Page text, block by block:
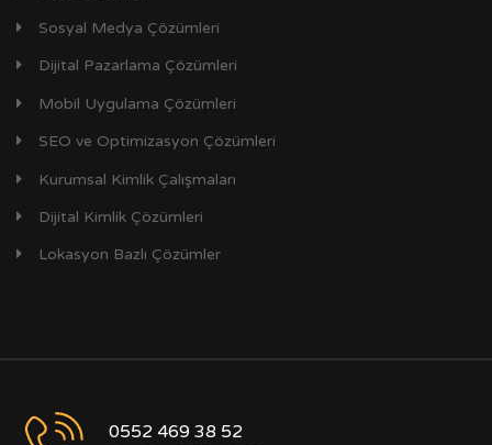
Sosyal Medya Çözümleri
Dijital Pazarlama Çözümleri
Mobil Uygulama Çözümleri
SEO ve Optimizasyon Çözümleri
Kurumsal Kimlik Çalışmaları
Dijital Kimlik Çözümleri
Lokasyon Bazlı Çözümler
0552 469 38 52